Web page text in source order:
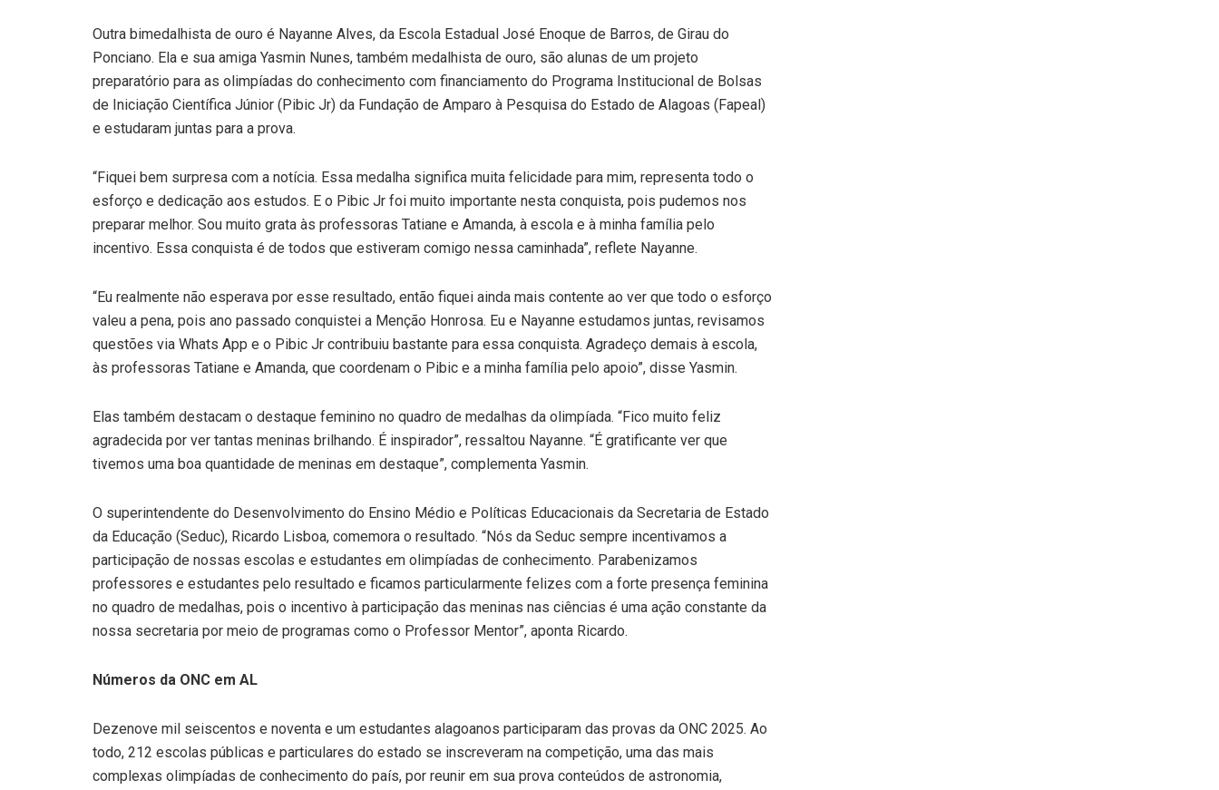
Outra bimedalhista de ouro é Nayanne Alves, da Escola Estadual José Enoque de Barros, de Girau do
Ponciano. Ela e sua amiga Yasmin Nunes, também medalhista de ouro, são alunas de um projeto
preparatório para as olimpíadas do conhecimento com financiamento do Programa Institucional de Bolsas
de Iniciação Científica Júnior (Pibic Jr) da Fundação de Amparo à Pesquisa do Estado de Alagoas (Fapeal)
e estudaram juntas para a prova.
“Fiquei bem surpresa com a notícia. Essa medalha significa muita felicidade para mim, representa todo o
esforço e dedicação aos estudos. E o Pibic Jr foi muito importante nesta conquista, pois pudemos nos
preparar melhor. Sou muito grata às professoras Tatiane e Amanda, à escola e à minha família pelo
incentivo. Essa conquista é de todos que estiveram comigo nessa caminhada”, reflete Nayanne.
“Eu realmente não esperava por esse resultado, então fiquei ainda mais contente ao ver que todo o esforço
valeu a pena, pois ano passado conquistei a Menção Honrosa. Eu e Nayanne estudamos juntas, revisamos
questões via Whats App e o Pibic Jr contribuiu bastante para essa conquista. Agradeço demais à escola,
às professoras Tatiane e Amanda, que coordenam o Pibic e a minha família pelo apoio”, disse Yasmin.
Elas também destacam o destaque feminino no quadro de medalhas da olimpíada. “Fico muito feliz
agradecida por ver tantas meninas brilhando. É inspirador”, ressaltou Nayanne. “É gratificante ver que
tivemos uma boa quantidade de meninas em destaque”, complementa Yasmin.
O superintendente do Desenvolvimento do Ensino Médio e Políticas Educacionais da Secretaria de Estado
da Educação (Seduc), Ricardo Lisboa, comemora o resultado. “Nós da Seduc sempre incentivamos a
participação de nossas escolas e estudantes em olimpíadas de conhecimento. Parabenizamos
professores e estudantes pelo resultado e ficamos particularmente felizes com a forte presença feminina
no quadro de medalhas, pois o incentivo à participação das meninas nas ciências é uma ação constante da
nossa secretaria por meio de programas como o Professor Mentor”, aponta Ricardo.
Números da ONC em AL
Dezenove mil seiscentos e noventa e um estudantes alagoanos participaram das provas da ONC 2025. Ao
todo, 212 escolas públicas e particulares do estado se inscreveram na competição, uma das mais
complexas olimpíadas de conhecimento do país, por reunir em sua prova conteúdos de astronomia,